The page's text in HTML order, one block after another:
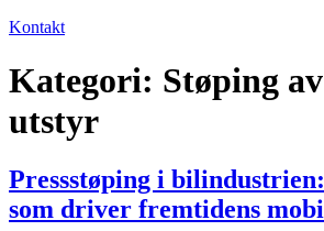
Kontakt
Kategori: Støping
utstyr
Pressstøping i
som driver fremtidens